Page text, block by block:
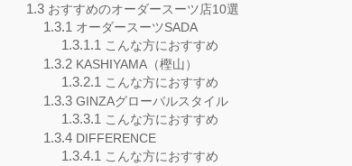
1.3おすすめのオーダースーツ店10選
1.3.1 オーダースーツSADA
1.3.1.1 こんな方におすすめ
1.3.2 KASHIYAMA（樫山）
1.3.2.1 こんな方におすすめ
1.3.3 GINZAグローバルスタイル
1.3.3.1 こんな方におすすめ
1.3.4 DIFFERENCE
1.3.4.1 こんな方におすすめ